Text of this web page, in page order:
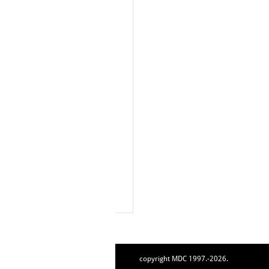
copyright MDC 1997.-2026.